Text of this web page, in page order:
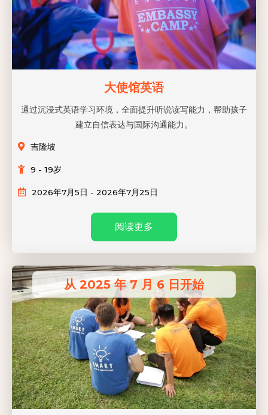
大使馆英语
通过沉浸式英语学习环境，全面提升听说读写能力，帮助孩子
建立自信表达与国际沟通能力。
吉隆坡
9 - 19岁
2026年7月5日 - 2026年7月25日
阅读更多
从 2025 年 7 月 6 日开始